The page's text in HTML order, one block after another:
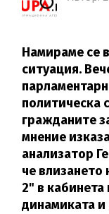
Намираме се
ситуация.
политическа
гражданите
мнение
анализатор
че влизането
2" в
динамиката и